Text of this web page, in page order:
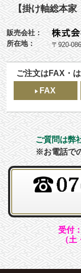
【掛け軸総本
販売会社：
所在地：
〒920-
ご注文はFAX・
FAX
ご質問は弊
※お電話で
受付
（